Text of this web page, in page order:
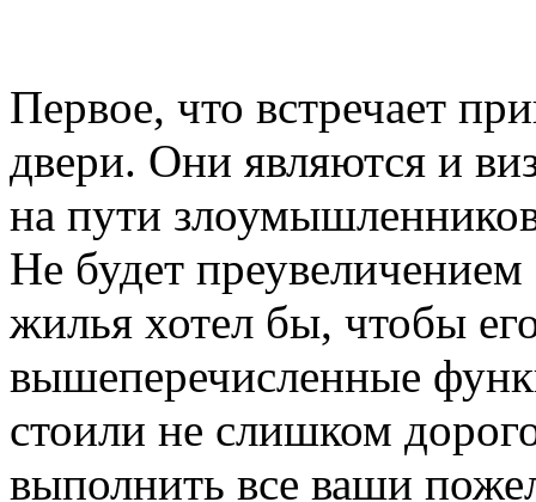
Первое, что встречает
двери. Они являются и
на пути
Не будет
жилья хотел бы, чтобы
вышеперечисленные
стоили не слишком
выполнить все ваши